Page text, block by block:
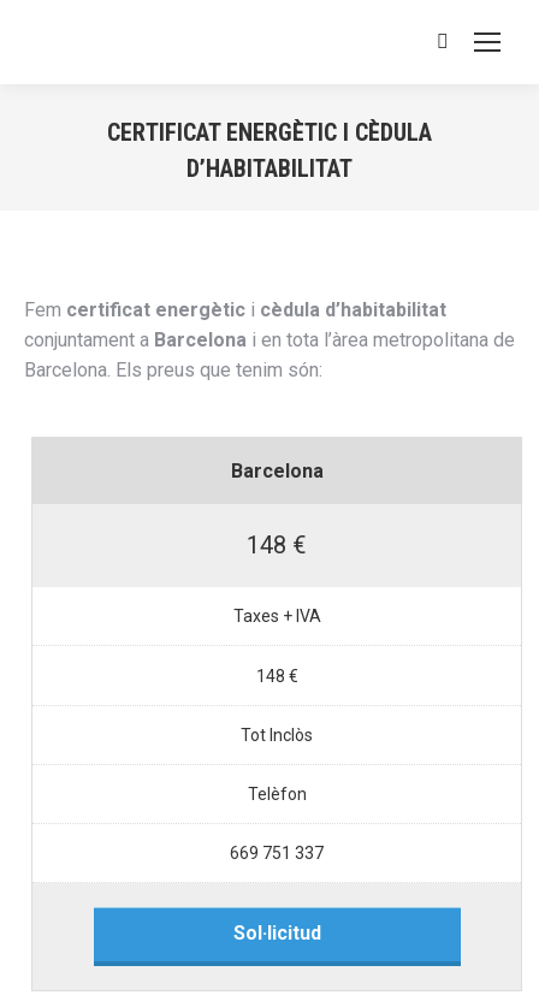
Buscar:
CERTIFICAT ENERGÈTIC I CÈDULA
D’HABITABILITAT
Fem certificat energètic i cèdula d’habitabilitat
conjuntament a Barcelona i en tota l’àrea metropolitana de
Barcelona. Els preus que tenim són:
Barcelona
148 €
Taxes + IVA
148 €
Tot Inclòs
Telèfon
669 751 337
Sol·licitud